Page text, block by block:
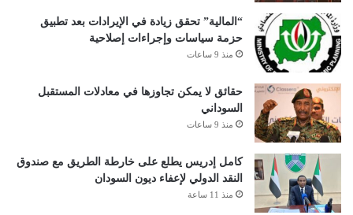
“المالية” تحقق زيادة في الإيرادات بعد تطبيق
حزمة سياسات وإجراءات إصلاحية
منذ 9 ساعات
حقائق لا يمكن تجاوزها في معادلات المستقبل
السوداني
منذ 9 ساعات
كامل إدريس يطلع على خارطة الطريق مع صندوق
النقد الدولي لإعفاء ديون السودان
منذ 11 ساعة